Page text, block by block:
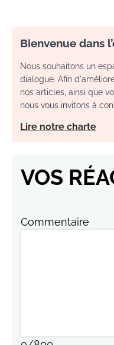
Bienvenue dans
Nous souhaitons un
dialogue. Afin
nos articles, ainsi que
nous vous invitons à
Lire notre charte
VOS
Commentaire